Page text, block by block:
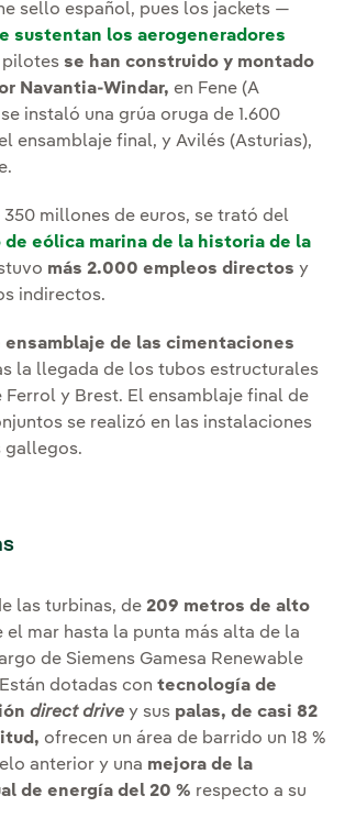
sello español, pues los jackets —
sustentan los aerogeneradores
se han construido y montado
Navantia-Windar, en Fene (A
instaló una grúa oruga de 1.600
ensamblaje final, y Avilés (Asturias),
350 millones de euros, se trató del
eólica marina de la historia de la
más 2.000 empleos directos y
indirectos.
ensamblaje de las cimentaciones
la llegada de los tubos estructurales
Ferrol y Brest. El ensamblaje final de
se realizó en las instalaciones
gallegos.
las turbinas, de 209 metros de alto
el mar hasta la punta más alta de la
de Siemens Gamesa Renewable
dotadas con tecnología de
direct drive y sus palas, de casi 82
ofrecen un área de barrido un 18 %
anterior y una mejora de la
de energía del 20 % respecto a su